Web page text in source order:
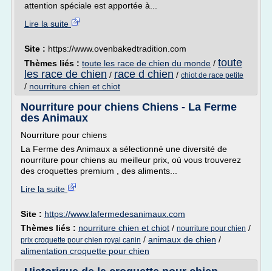
attention spéciale est apportée à...
Lire la suite
Site : https://www.ovenbakedtradition.com
Thèmes liés : toute les race de chien du monde / toute
les race de chien / race d chien / chiot de race petite
/ nourriture chien et chiot
Nourriture pour chiens Chiens - La Ferme
des Animaux
Nourriture pour chiens
La Ferme des Animaux a sélectionné une diversité de
nourriture pour chiens au meilleur prix, où vous trouverez
des croquettes premium , des aliments...
Lire la suite
Site : https://www.lafermedesanimaux.com
Thèmes liés : nourriture chien et chiot / nourriture pour chien /
prix croquette pour chien royal canin / animaux de chien /
alimentation croquette pour chien